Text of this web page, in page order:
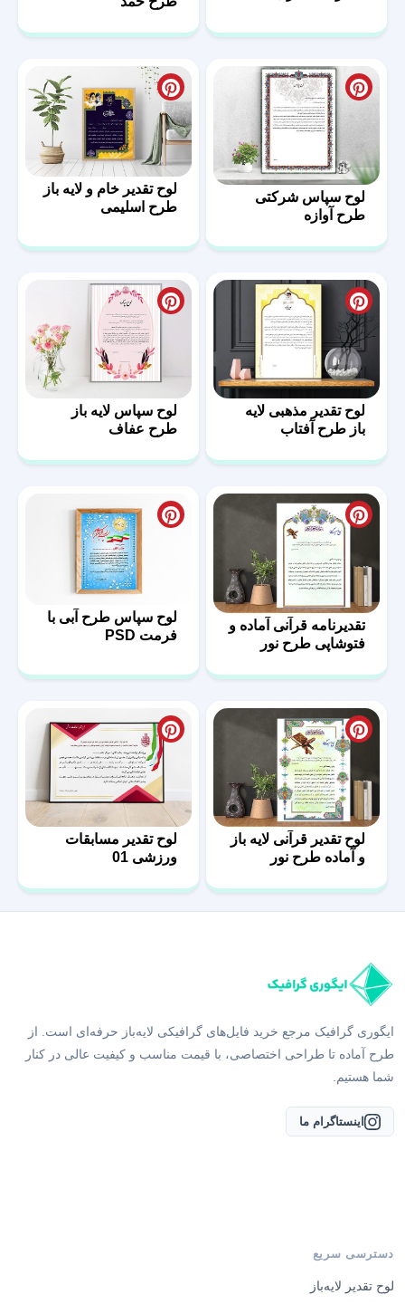
لوح سپاس شرکتی
طرح آوازه
لوح تقدیر خام و لایه باز
طرح اسلیمی
لوح تقدیر مذهبی لایه
باز طرح آفتاب
لوح سپاس لایه باز
طرح عفاف
تقدیرنامه قرآنی آماده و
فتوشاپی طرح نور
لوح سپاس طرح آبی با
فرمت PSD
لوح تقدیر قرآنی لایه باز
و آماده طرح نور
لوح تقدیر مسابقات
ورزشی 01
ایگوری گرافیک مرجع خرید فایل‌های گرافیکی لایه‌باز حرفه‌ای است. از
طرح آماده تا طراحی اختصاصی، با قیمت مناسب و کیفیت عالی در کنار
شما هستیم.
اینستاگرام ما
دسترسی سریع
لوح تقدیر لایه‌باز